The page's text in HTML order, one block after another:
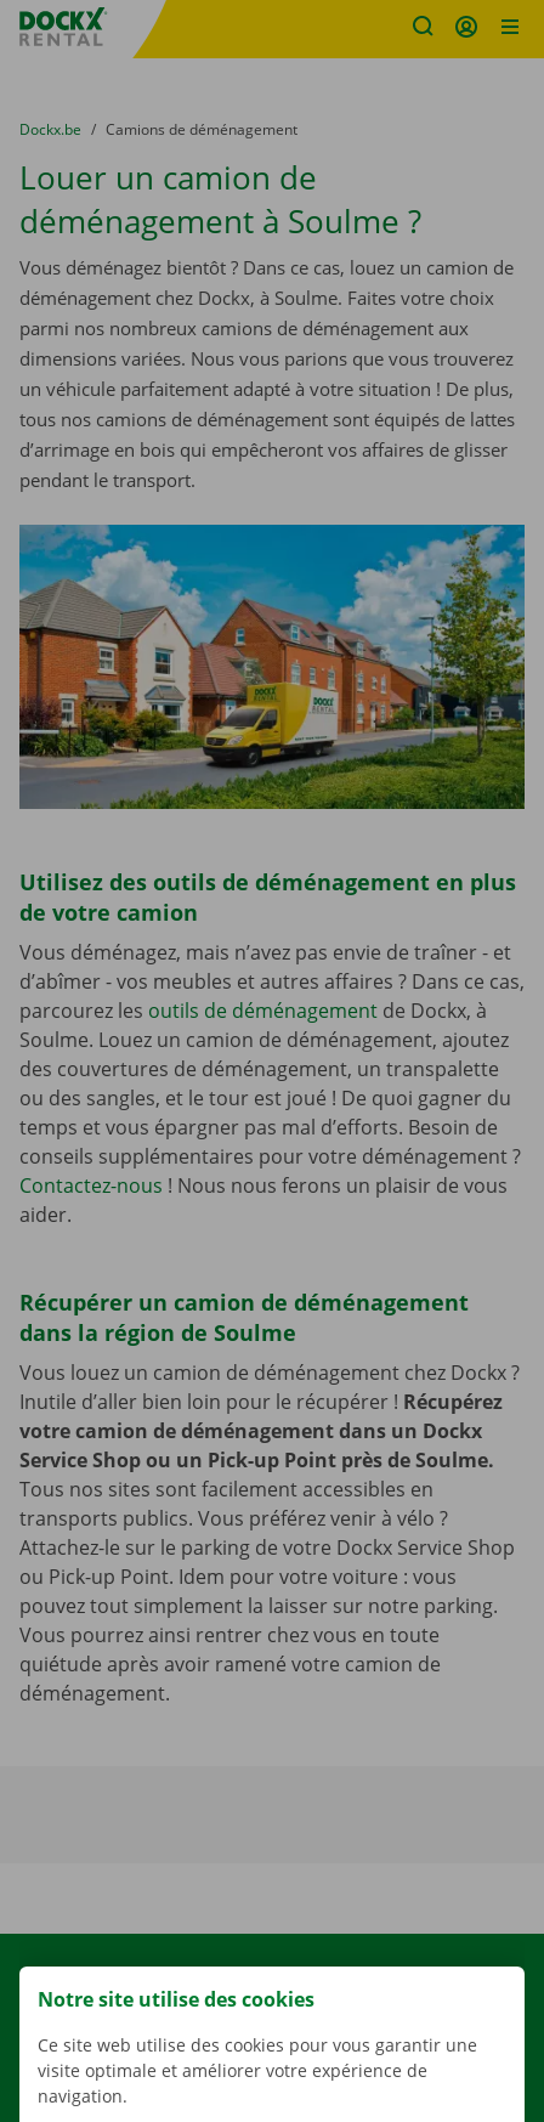
sitename
You are here:
du
Dockx.be to
Camions de déménagement
Louer un camion de
déménagement à Soulme ?
Vous déménagez bientôt ? Dans ce cas, louez un camion de
déménagement chez Dockx, à Soulme. Faites votre choix
parmi nos nombreux camions de déménagement aux
dimensions variées. Nous vous parions que vous trouverez
un véhicule parfaitement adapté à votre situation ! De plus,
tous nos camions de déménagement sont équipés de lattes
d’arrimage en bois qui empêcheront vos affaires de glisser
pendant le transport.
Utilisez des outils de déménagement en plus
de votre camion
Vous déménagez, mais n’avez pas envie de traîner - et
d’abîmer - vos meubles et autres affaires ? Dans ce cas,
parcourez les outils de déménagement de Dockx, à
Soulme. Louez un camion de déménagement, ajoutez
des couvertures de déménagement, un transpalette
ou des sangles, et le tour est joué ! De quoi gagner du
temps et vous épargner pas mal d’efforts. Besoin de
conseils supplémentaires pour votre déménagement ?
Contactez-nous ! Nous nous ferons un plaisir de vous
aider.
Récupérer un camion de déménagement
dans la région de Soulme
Vous louez un camion de déménagement chez Dockx ?
Inutile d’aller bien loin pour le récupérer ! Récupérez
votre camion de déménagement dans un Dockx
Service Shop ou un Pick-up Point près de Soulme.
Tous nos sites sont facilement accessibles en
transports publics. Vous préférez venir à vélo ?
Attachez-le sur le parking de votre Dockx Service Shop
ou Pick-up Point. Idem pour votre voiture : vous
pouvez tout simplement la laisser sur notre parking.
Vous pourrez ainsi rentrer chez vous en toute
quiétude après avoir ramené votre camion de
déménagement.
NOS SERVICES
Notre site utilise des cookies
Ce site web utilise des cookies pour vous garantir une
visite optimale et améliorer votre expérience de
navigation.